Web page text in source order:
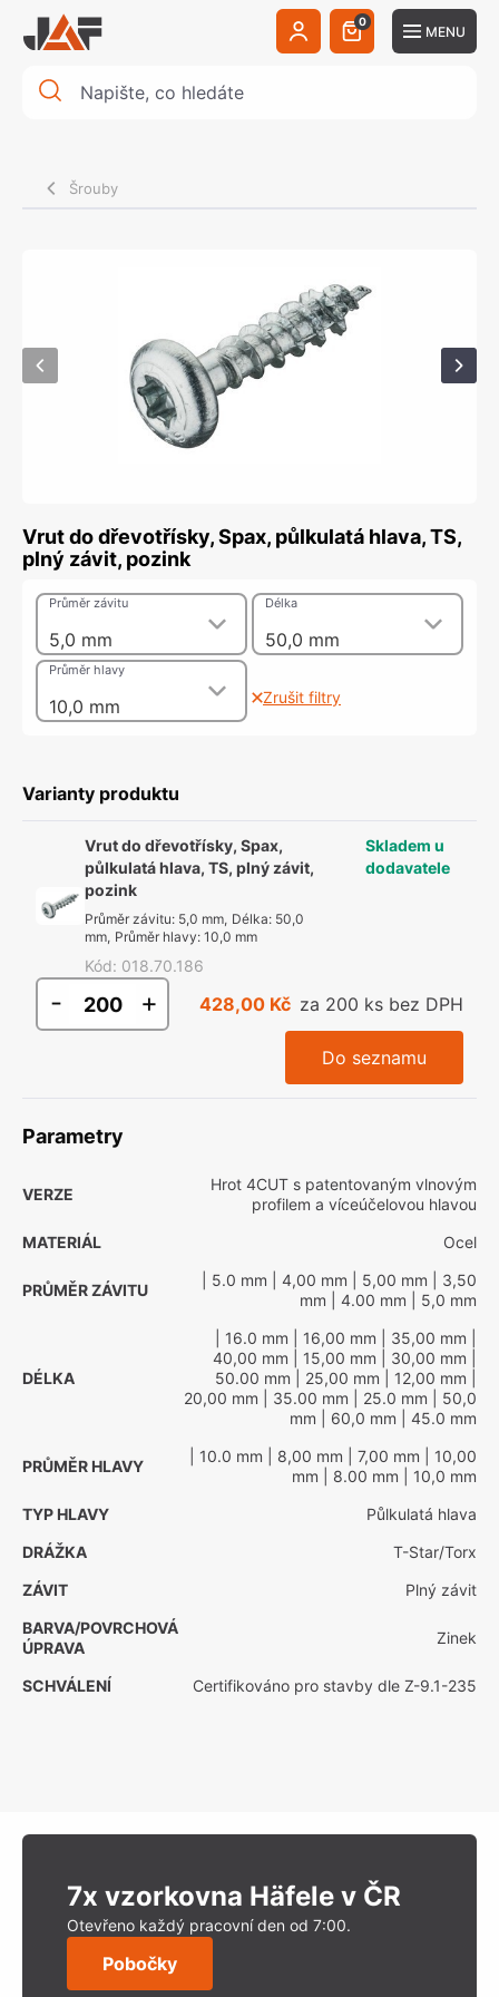
0
MENU
Šrouby
Vrut do dřevotřísky, Spax, půlkulatá hlava, TS,
plný závit, pozink
5,0 mm
Průměr závitu
50,0 mm
Délka
10,0 mm
Průměr hlavy
Zrušit filtry
Varianty produktu
Vrut do dřevotřísky, Spax,
půlkulatá hlava, TS, plný závit,
pozink
Průměr závitu: 5,0 mm, Délka: 50,0
mm, Průměr hlavy: 10,0 mm
Kód: 018.70.186
Skladem u
dodavatele
- + 428,00 Kč za 200 ks bez DPH
Do seznamu
Parametry
VERZE
Hrot 4CUT s patentovaným vlnovým
profilem a víceúčelovou hlavou
MATERIÁL
Ocel
PRŮMĚR ZÁVITU
| 5.0 mm | 4,00 mm | 5,00 mm | 3,50
mm | 4.00 mm | 5,0 mm
DÉLKA
| 16.0 mm | 16,00 mm | 35,00 mm
40,00 mm | 15,00 mm | 30,00 mm
50.00 mm | 25,00 mm | 12,00 mm
20,00 mm | 35.00 mm | 25.0 mm | 50,0
mm | 60,0 mm | 45.0 mm
PRŮMĚR HLAVY
| 10.0 mm | 8,00 mm | 7,00 mm | 10,00
mm | 8.00 mm | 10,0 mm
TYP HLAVY
Půlkulatá hlava
DRÁŽKA
T-Star/Torx
ZÁVIT
Plný závit
BARVA/POVRCHOVÁ
ÚPRAVA
Zinek
SCHVÁLENÍ Certifikováno pro stavby dle Z-9.1-235
7x vzorkovna Häfele v ČR
Otevřeno každý pracovní den od 7:00.
Pobočky